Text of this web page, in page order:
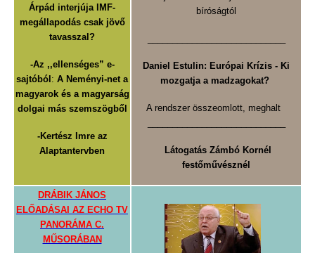
Árpád interjúja IMF-
megállapodás csak jövő
tavasszal?
-Az ,,ellenséges” e-
sajtóból : A Neményi-net a
magyarok és a magyarság
dolgai más szemszögből
-Kertész Imre az
Alaptantervben
bíróságtól
Daniel Estulin: Európai Krízis - Ki
mozgatja a madzagokat?
A rendszer összeomlott, meghalt
Látogatás Zámbó Kornél
festőművésznél
DRÁBIK JÁNOS
ELŐADÁSAI AZ ECHO TV
PANORÁMA C.
MŰSORÁBAN